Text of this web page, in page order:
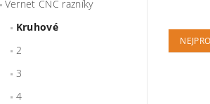
Vernet CNC razníky
Kruhové
2
3
4